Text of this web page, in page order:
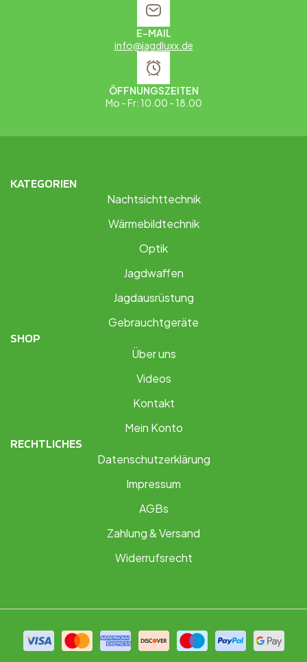
E-MAIL
info@jagdluxx.de
ÖFFNUNGSZEITEN
Mo - Fr: 10.00 - 18.00
KATEGORIEN
Nachtsichttechnik
Wärmebildtechnik
Optik
Jagdwaffen
Jagdausrüstung
Gebrauchtgeräte
SHOP
Über uns
Videos
Kontakt
Mein Konto
RECHTLICHES
Datenschutzerklärung
Impressum
AGBs
Zahlung & Versand
Widerrufsrecht